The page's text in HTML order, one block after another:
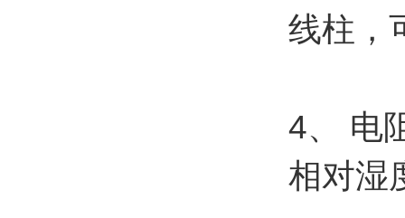
线柱，
4、 电
相对湿